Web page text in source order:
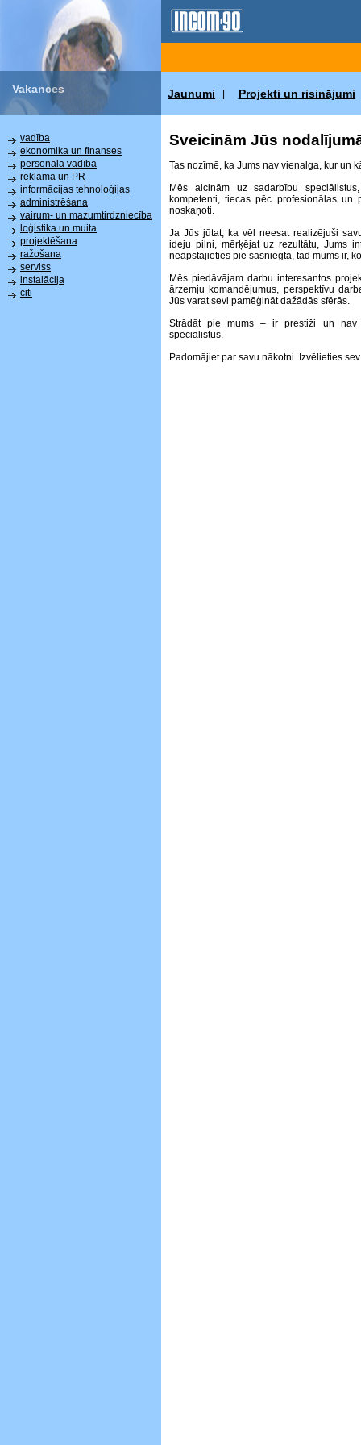
Vakances Jaunumi Projekti un risinājumi
vadība
ekonomika un finanses
personāla vadība
reklāma un PR
informācijas tehnoloģijas
administrēšana
vairum- un mazumtirdzniecība
loģistika un muita
projektēšana
ražošana
serviss
instalācija
citi
Sveicinām Jūs
Tas nozīmē, ka Jums nav vienalga, kur un
Mēs aicinām uz sadarbību
kompetenti, tiecas pēc profesionālas un
noskaņoti.
Ja Jūs jūtat, ka vēl neesat realizējuši
ideju pilni, mērķējat uz rezultātu, Jums
neapstājieties pie sasniegtā, tad mums ir,
Mēs piedāvājam darbu interesantos
ārzemju komandējumus, perspektīvu
Jūs varat sevi pamēģināt dažādās sfērās.
Strādāt pie mums – ir prestiži un nav
speciālistus.
Padomājiet par savu nākotni. Izvēlieties